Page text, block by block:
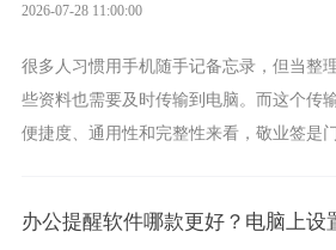
2026-07-28 11:00:00
很多人习惯用手机随手记备忘录，但当整
些资料也需要及时传输到电脑。而这个传
便捷度、通用性和完整性来看，敬业签是
办公提醒软件哪款更好？电脑上设